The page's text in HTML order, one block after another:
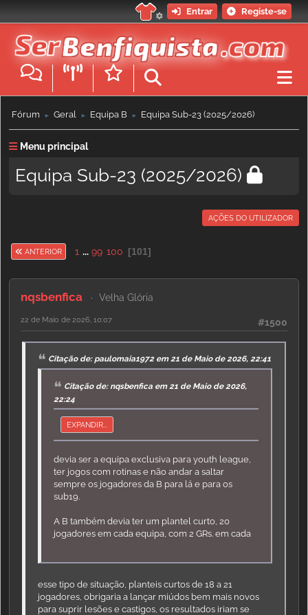
Entrar Registe-se
Fórum ► Geral ► Equipa B ► Equipa Sub-23 (2025/2026)
Menu principal
Equipa Sub-23 (2025/2026)
AÇÕES DO UTILIZADOR
ANTERIOR 1 ... 99 100 101
nqsbenfica Velha Glória
#1500
22 de Maio de 2026, 10:07
Citação de: paulomaia1972 em 21 de Maio de 2026, 22:41
Citação de: nqsbenfica em 21 de Maio de 2026,
22:24
EXPANDIR...
devia ser a equipa exclusiva para youth league,
ter jogos com rotinas e não andar a saltar
sempre os jogadores da B para lá e para os
sub19.
A B também devia ter um plantel curto, 20
jogadores em cada equipa, com 2 GRs. em cada
esse tipo de situação, planteis curtos de 18 a 21
jogadores, obrigaria a lançar miúdos bem mais novos
para suprir lesões e castigos, os resultados iriam se